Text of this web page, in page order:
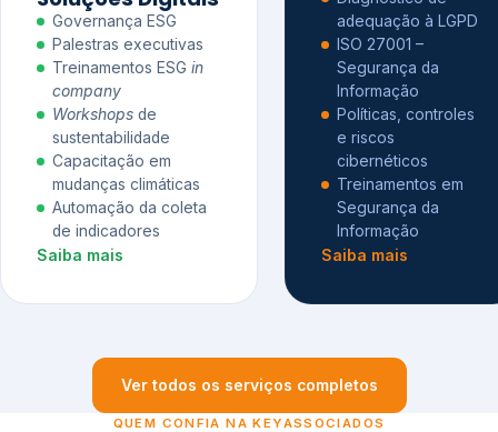
Governança ESG
Palestras executivas
Treinamentos ESG in
company
Workshops de
sustentabilidade
Capacitação em
mudanças climáticas
Automação da coleta
de indicadores
Saiba mais
adequação à LGPD
ISO 27001 –
Segurança da
Informação
Políticas, controles
e riscos
cibernéticos
Treinamentos em
Segurança da
Informação
Saiba mais
Ver todos os serviços completos
QUEM CONFIA NA KEYASSOCIADOS